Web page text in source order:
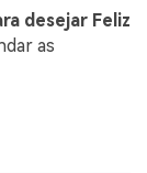
desejar Feliz
as